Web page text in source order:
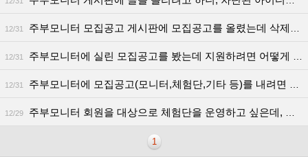
12/31 주부모니터 모집공고 게시판에 모집공고를 올렸는데 삭제되었습니다. 왜 그런 거죠?
12/31 주부모니터에 실린 모집공고를 봤는데 지원하려면 어떻게 해야 하나요?
12/31 주부모니터에 모집공고(모니터,체험단,기타 등)를 내려면 어떤 절차를 거쳐야 하나요?
12/29 주부모니터 회원을 대상으로 체험단을 운영하고 싶은데, 체험단을 모집 또는 운영하려면 어떻게 해야 하죠?
1